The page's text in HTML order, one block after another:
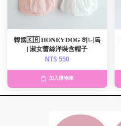
韓國🇰🇷 HONEYDOG 허니독
| 淑女蕾絲洋裝含帽子
NT$ 550
加入購物車